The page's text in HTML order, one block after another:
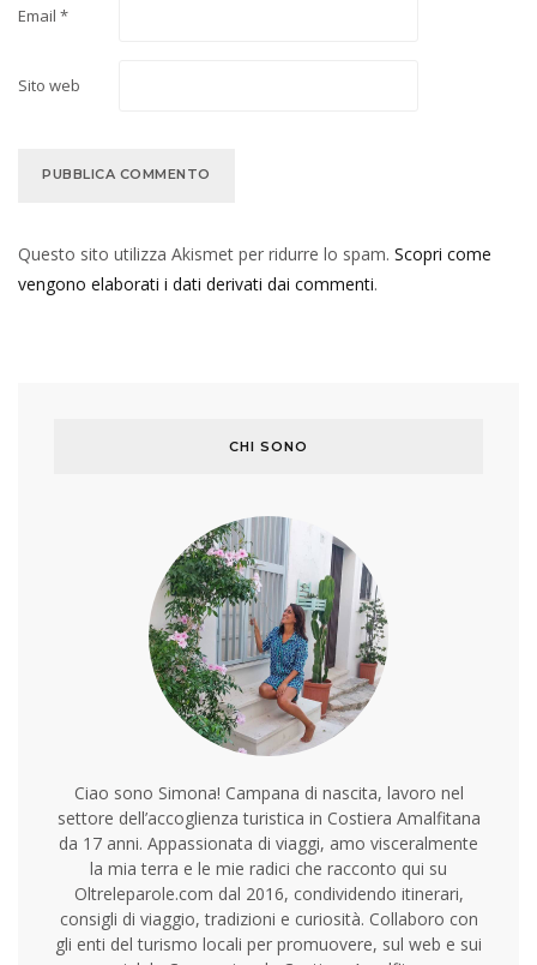
Email *
Sito web
Questo sito utilizza Akismet per ridurre lo spam. Scopri come
vengono elaborati i dati derivati dai commenti.
CHI SONO
Ciao sono Simona! Campana di nascita, lavoro nel
settore dell’accoglienza turistica in Costiera Amalfitana
da 17 anni. Appassionata di viaggi, amo visceralmente
la mia terra e le mie radici che racconto qui su
Oltreleparole.com dal 2016, condividendo itinerari,
consigli di viaggio, tradizioni e curiosità. Collaboro con
gli enti del turismo locali per promuovere, sul web e sui